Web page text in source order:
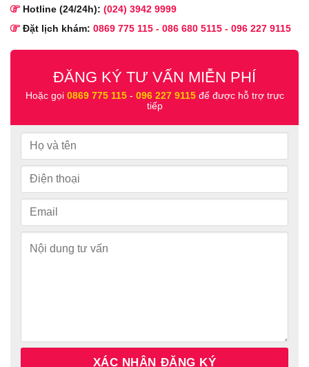
Hotline (24/24h): (024) 3942 9999
Đặt lịch khám: 0869 775 115 - 086 680 5115 - 096 227 9115
ĐĂNG KÝ TƯ VẤN MIỄN PHÍ
Hoặc gọi 0869 775 115- 096 227 9115 để được hỗ trợ trực
tiếp